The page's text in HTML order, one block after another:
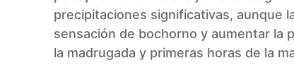
precipitaciones significativas, aunque
sensación de bochorno y aumentar la
la madrugada y primeras horas de la